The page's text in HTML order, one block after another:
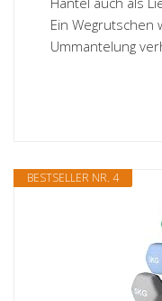
Ein Wegrutschen
Ummantelung
BESTSELLER NR. 4